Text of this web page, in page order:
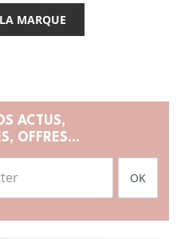
MARQUE
ACTUS,
OFFRES...
OK